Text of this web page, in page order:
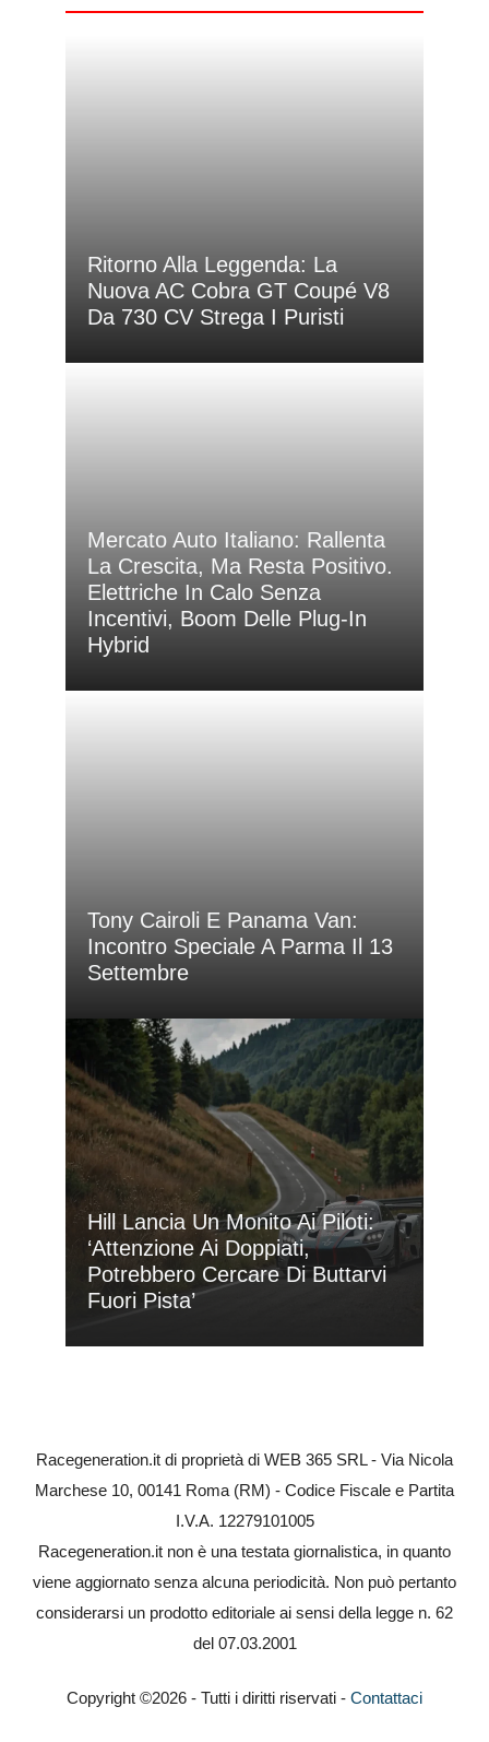
Ritorno Alla Leggenda: La
Nuova AC Cobra GT Coupé V8
Da 730 CV Strega I Puristi
Mercato Auto Italiano: Rallenta
La Crescita, Ma Resta Positivo.
Elettriche In Calo Senza
Incentivi, Boom Delle Plug-In
Hybrid
Tony Cairoli E Panama Van:
Incontro Speciale A Parma Il 13
Settembre
Hill Lancia Un Monito Ai Piloti:
‘Attenzione Ai Doppiati,
Potrebbero Cercare Di Buttarvi
Fuori Pista’
Racegeneration.it di proprietà di WEB 365 SRL - Via Nicola
Marchese 10, 00141 Roma (RM) - Codice Fiscale e Partita
I.V.A. 12279101005
Racegeneration.it non è una testata giornalistica, in quanto
viene aggiornato senza alcuna periodicità. Non può pertanto
considerarsi un prodotto editoriale ai sensi della legge n. 62
del 07.03.2001
Copyright ©2026 - Tutti i diritti riservati - Contattaci